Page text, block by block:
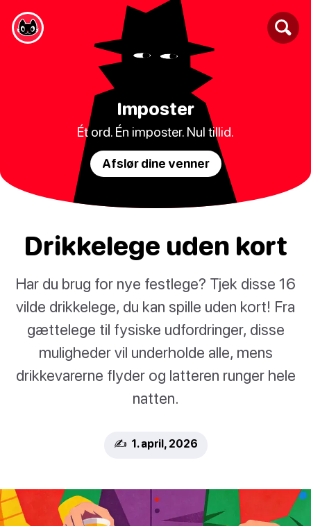
Imposter
Ét ord. Én imposter. Nul tillid.
Afslør dine venner
Drikkelege uden kort
Har du brug for nye festlege? Tjek disse 16
vilde drikkelege, du kan spille uden kort! Fra
gættelege til fysiske udfordringer, disse
muligheder vil underholde alle, mens
drikkevarerne flyder og latteren runger hele
natten.
✍️ 1. april, 2026